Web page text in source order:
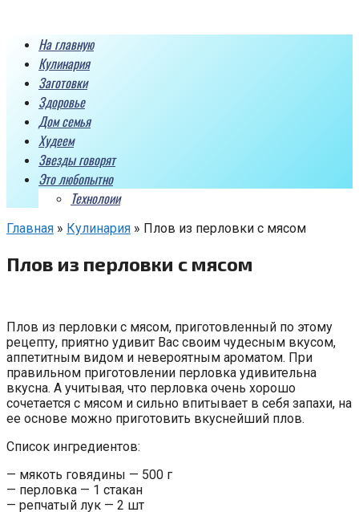
контентуНа главную
Кулинария
Заготовки
Здоровье
Дом семья
Худеем
Звезды говорят
Это любопытно
Технолоии
Главная » Кулинария » Плов из перловки с мясом
Плов из перловки с мясом
Плов из перловки с мясом, приготовленный по этому
рецепту, приятно удивит Вас своим чудесным вкусом,
аппетитным видом и невероятным ароматом. При
правильном приготовлении перловка удивительна
вкусна. А учитывая, что перловка очень хорошо
сочетается с мясом и сильно впитывает в себя запахи, на
ее основе можно приготовить вкуснейший плов.
Список ингредиентов:
— мякоть говядины — 500 г
— перловка — 1 стакан
— репчатый лук — 2 шт